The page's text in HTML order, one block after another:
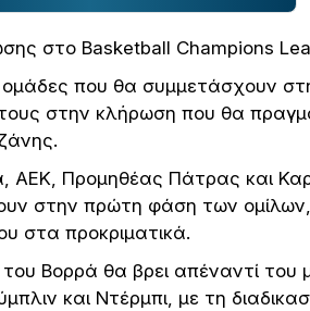
στο Basketball Champions
ομάδες που θα συμμετάσχουν
στην κλήρωση που θα
ΑΕΚ, Προμηθέας Πάτρας και
στην πρώτη φάση των
στα προκριματικά.
Βορρά θα βρει απέναντί
και Ντέρμπι, με τη